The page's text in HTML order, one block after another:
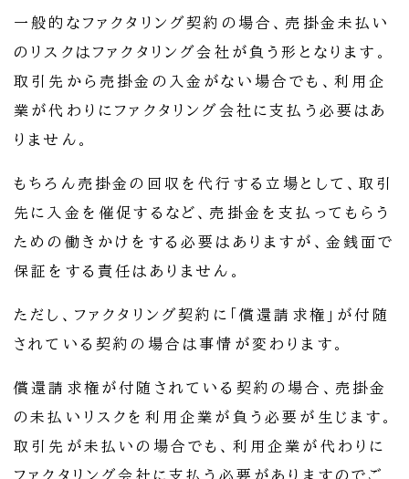
一般的なファクタリング契約の場合、売掛金未払い
のリスクはファクタリング会社が負う形となります。
取引先から売掛金の入金がない場合でも、利用企
業が代わりにファクタリング会社に支払う必要はあ
りません。
もちろん売掛金の回収を代行する立場として、取引
先に入金を催促するなど、売掛金を支払ってもらう
ための働きかけをする必要はありますが、金銭面で
保証をする責任はありません。
ただし、ファクタリング契約に「償還請求権」が付随
されている契約の場合は事情が変わります。
償還請求権が付随されている契約の場合、売掛金
の未払いリスクを利用企業が負う必要が生じます。
取引先が未払いの場合でも、利用企業が代わりに
ファクタリング会社に支払う必要がありますのでご